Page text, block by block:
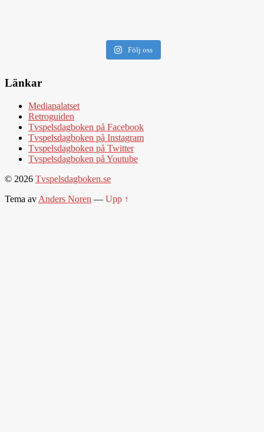
Följ oss
Länkar
Mediapalatset
Retroguiden
Tvspelsdagboken på Facebook
Tvspelsdagboken på Instagram
Tvspelsdagboken på Twitter
Tvspelsdagboken på Youtube
© 2026 Tvspelsdagboken.se
Tema av Anders Noren — Upp ↑